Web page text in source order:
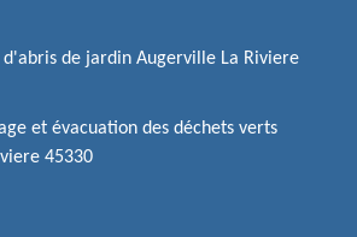
d'abris de jardin Augerville La Riviere
et évacuation des déchets verts
45330